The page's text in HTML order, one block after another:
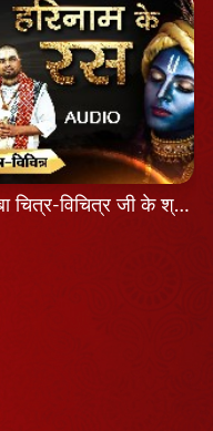
बाबा चित्र-विचित्र जी के श्री मुख से श्रवण कीजिए श्रीकृष्ण का यह भजन...हरिनाम के रस...latest Bhajan